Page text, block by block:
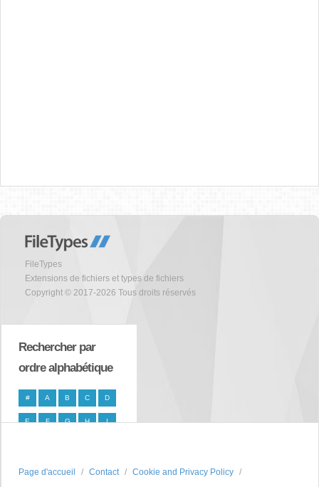
FileTypes
Extensions de fichiers et types de fichiers
Copyright © 2017-2026 Tous droits réservés
Rechercher par
ordre alphabétique
# A B C D
E F G H I
P S
Page d'accueil Contact Cookie and Privacy Policy